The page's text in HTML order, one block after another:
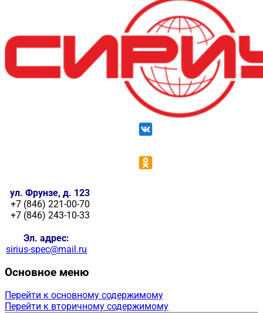
ул. Фрунзе, д. 123
+7 (846) 221-00-70
+7 (846) 243-10-33
Эл. адрес:
sirius-spec@mail.ru
Основное меню
Перейти к основному содержимому
Перейти к вторичному содержимому